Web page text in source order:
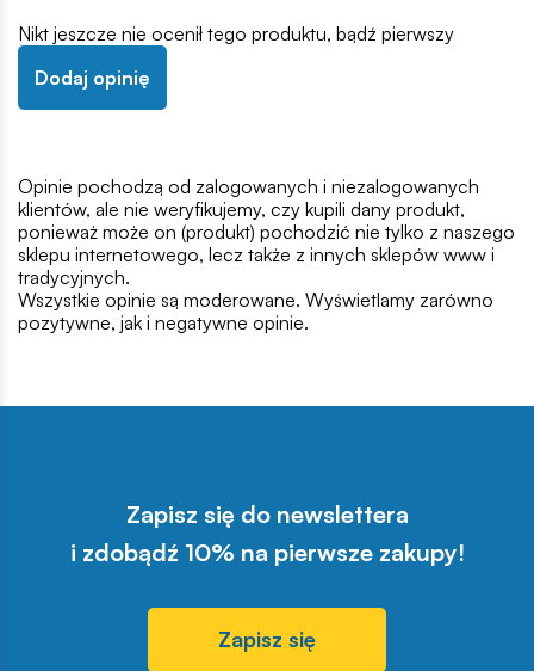
Nikt jeszcze nie ocenił tego produktu, bądź pierwszy
Dodaj opinię
Opinie pochodzą od zalogowanych i niezalogowanych
klientów, ale nie weryfikujemy, czy kupili dany produkt,
ponieważ może on (produkt) pochodzić nie tylko z naszego
sklepu internetowego, lecz także z innych sklepów www i
tradycyjnych.
Wszystkie opinie są moderowane. Wyświetlamy zarówno
pozytywne, jak i negatywne opinie.
Zapisz się do newslettera
i zdobądź 10% na pierwsze zakupy!
Zapisz się